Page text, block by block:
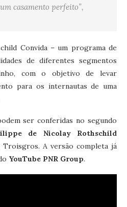
casamento perfeito”,
Convida – um programa de
de diferentes segmentos
com o objetivo de levar
para os internautas de uma
ser conferidas no segundo
de Nicolay Rothschild
Troisgros. A versão completa já
YouTube PNR Group.